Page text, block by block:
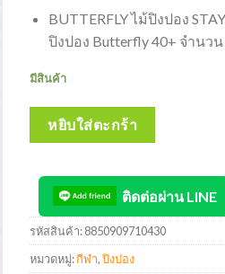
BUTTERFLY ไม้ปิงปอง
ปิงปอง Butterfly 40+ จำนว
มีสินค้า
หยิบใส่ตะกร้า
ติดต่อผ่าน LINE
รหัสสินค้า:8850909710430
หมวดหมู่:กีฬา,ปิงปอง